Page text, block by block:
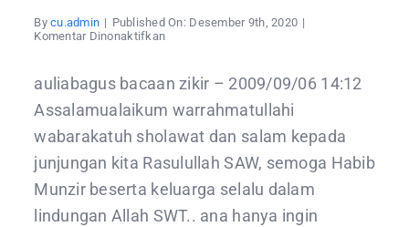
Bycu.admin | Published On: Desember 9th, 2020 |
Komentar Dinonaktifkanpada
2009/09/06
auliabagus bacaan zikir – 2009/09/06 14:12
Assalamualaikum warrahmatullahi
wabarakatuh sholawat dan salam kepada
junjungan kita Rasulullah SAW, semoga Habib
Munzir beserta keluarga selalu dalam
lindungan Allah SWT.. ana hanya ingin